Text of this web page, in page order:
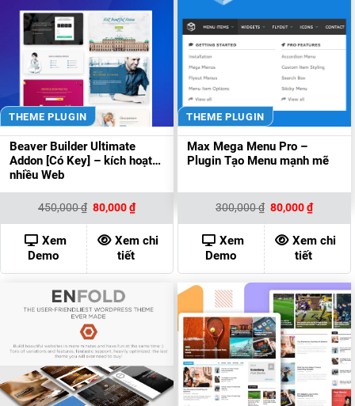
THEME PLUGIN
Beaver Builder Ultimate
Addon [Có Key] – kích hoạt
nhiều Web
450,000₫ Giá
gốc
là:
450,000 ₫.
80,000₫Giá
hiện
tại
là:
80,000 ₫.
Xem
Demo
Xem chi
tiết
THEME PLUGIN
Max Mega Menu Pro –
Plugin Tạo Menu mạnh mẽ
300,000₫ Giá
gốc
là:
300,000 ₫.
80,000₫Giá
hiện
tại
là:
80,000
Xem
Demo
Xem chi
tiết